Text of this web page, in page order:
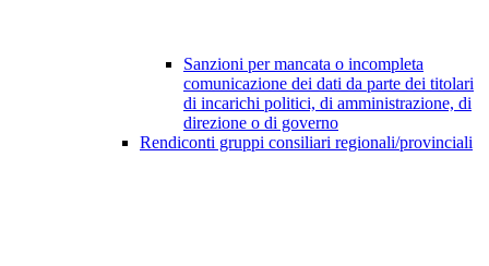
Sanzioni per mancata o incompleta
comunicazione dei dati da parte dei titolari
di incarichi politici, di amministrazione, di
direzione o di governo
Rendiconti gruppi consiliari regionali/provinciali